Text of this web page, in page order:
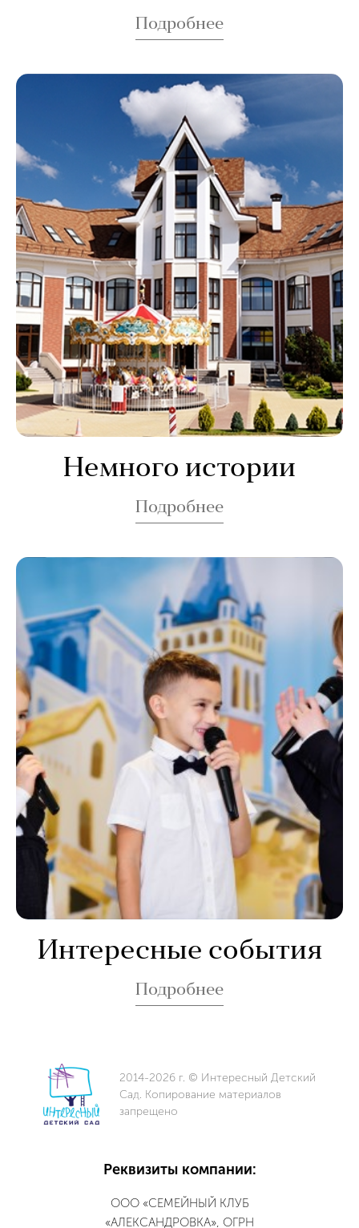
Подробнее
Немного истории
Подробнее
Интересные события
Подробнее
2014-2026 г. © Интересный Детский
Сад. Копирование материалов
запрещено
Реквизиты компании:
ООО «СЕМЕЙНЫЙ КЛУБ
«АЛЕКСАНДРОВКА», ОГРН